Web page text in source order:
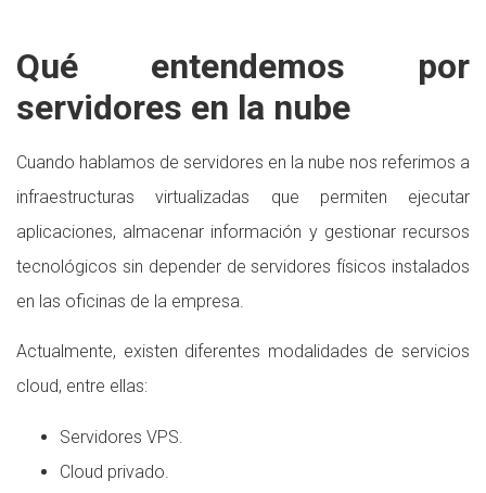
Qué entendemos por
servidores en la nube
Cuando hablamos de servidores en la nube nos referimos a
infraestructuras virtualizadas que permiten ejecutar
aplicaciones, almacenar información y gestionar recursos
tecnológicos sin depender de servidores físicos instalados
en las oficinas de la empresa.
Actualmente, existen diferentes modalidades de servicios
cloud, entre ellas:
Servidores VPS.
Cloud privado.